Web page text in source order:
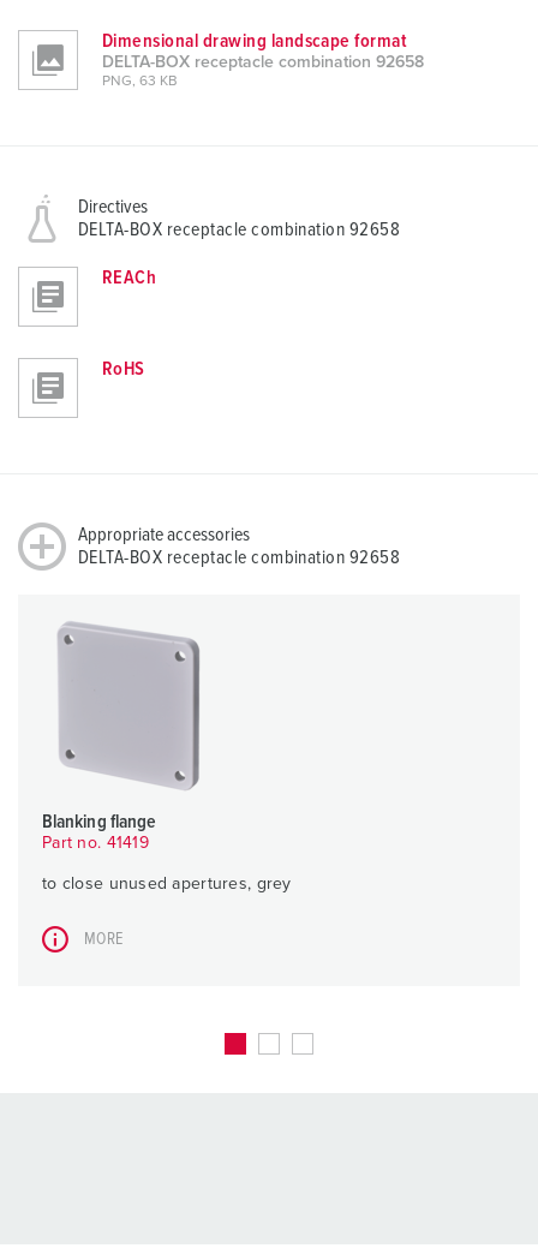
Dimensional drawing landscape format
DELTA-BOX receptacle combination 92658
PNG, 63 KB
Directives
DELTA-BOX receptacle combination 92658
REACh
RoHS
Appropriate accessories
DELTA-BOX receptacle combination 92658
Blanking flange
Part no. 41419
to close unused apertures, grey
MORE